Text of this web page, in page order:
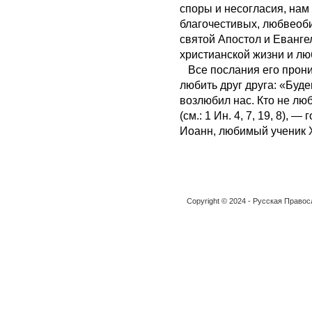
споры и несогласия,
благочестивых,
святой Апостол и
христианской жизни и
Все послания его
любить друг друга:
возлюбил нас. Кто не
(см.: 1 Ин. 4, 7, 19, 8), —
Иоанн, любимый ученик
Copyright © 2024 - Русская